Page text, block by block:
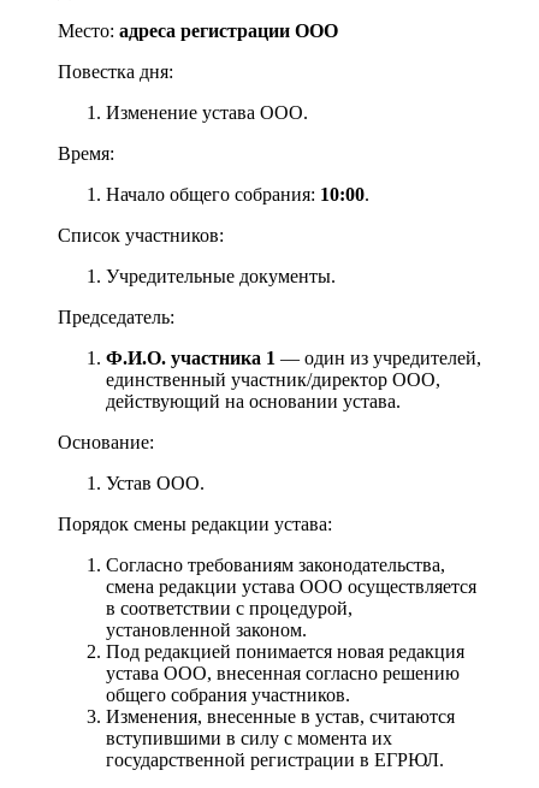
Место: адреса регистрации ООО
Повестка дня:
Изменение устава ООО.
Время:
Начало общего собрания: 10:00.
Список участников:
Учредительные документы.
Председатель:
Ф.И.О. участника 1 — один из учредителей,
единственный участник/директор ООО,
действующий на основании устава.
Основание:
Устав ООО.
Порядок смены редакции устава:
Согласно требованиям законодательства,
смена редакции устава ООО осуществляется
в соответствии с процедурой,
установленной законом.
Под редакцией понимается новая редакция
устава ООО, внесенная согласно решению
общего собрания участников.
Изменения, внесенные в устав, считаются
вступившими в силу с момента их
государственной регистрации в ЕГРЮЛ.